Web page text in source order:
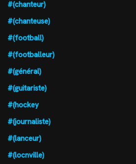
#(chanteur)
#(chanteuse)
#(football)
#(footballeur)
#(général)
#(guitariste)
#(hockey
#(journaliste)
#(lanceur)
#(locnville)